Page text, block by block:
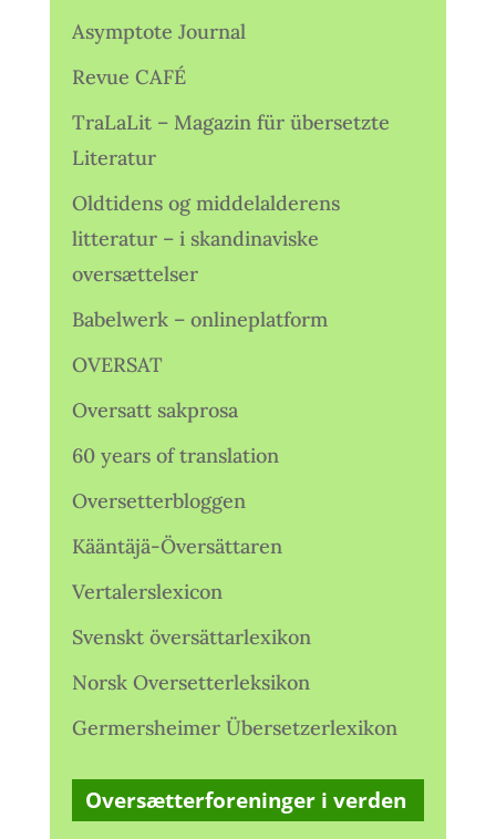
Asymptote Journal
Revue CAFÉ
TraLaLit – Magazin für übersetzte
Literatur
Oldtidens og middelalderens
litteratur – i skandinaviske
oversættelser
Babelwerk – onlineplatform
OVERSAT
Oversatt sakprosa
60 years of translation
Oversetterbloggen
Kääntäjä-Översättaren
Vertalerslexicon
Svenskt översättarlexikon
Norsk Oversetterleksikon
Germersheimer Übersetzerlexikon
Oversætterforeninger i verden